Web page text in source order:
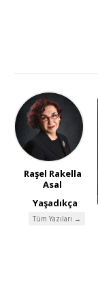
Raşel Rakella
Asal
Yaşadıkça
Tüm Yazıları →